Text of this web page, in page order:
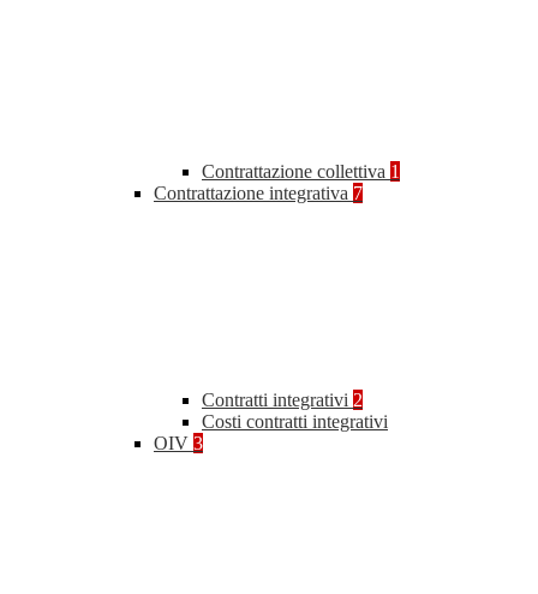
Contrattazione collettiva 1
Contrattazione integrativa 7
Contratti integrativi 2
Costi contratti integrativi
OIV 3